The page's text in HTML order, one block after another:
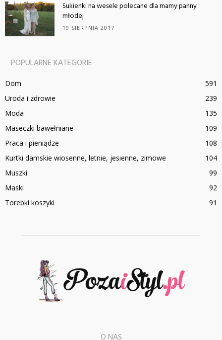
Sukienki na wesele polecane dla mamy panny
młodej
19 SIERPNIA 2017
POPULARNE KATEGORIE
Dom
591
Uroda i zdrowie
239
Moda
135
Maseczki bawełniane
109
Praca i pieniądze
108
Kurtki damskie wiosenne, letnie, jesienne, zimowe
104
Muszki
99
Maski
92
Torebki koszyki
91